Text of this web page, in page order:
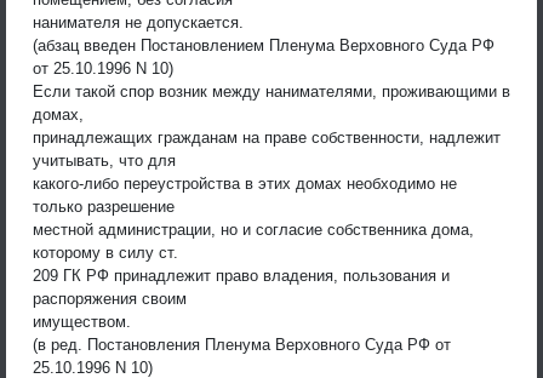
нанимателя не допускается.
(абзац введен Постановлением Пленума Верховного Суда РФ
от 25.10.1996 N 10)
Если такой спор возник между нанимателями, проживающими в
домах,
принадлежащих гражданам на праве собственности, надлежит
учитывать, что для
какого-либо переустройства в этих домах необходимо не
только разрешение
местной администрации, но и согласие собственника дома,
которому в силу ст.
209 ГК РФ принадлежит право владения, пользования и
распоряжения своим
имуществом.
(в ред. Постановления Пленума Верховного Суда РФ от
25.10.1996 N 10)